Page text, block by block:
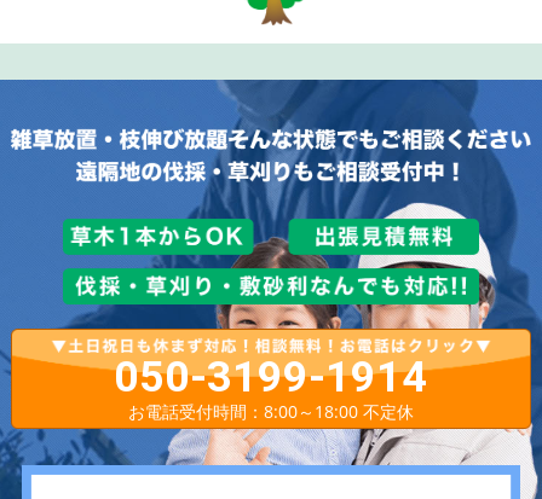
050-3199-1914
お電話受付時間：8:00～18:00 不定休